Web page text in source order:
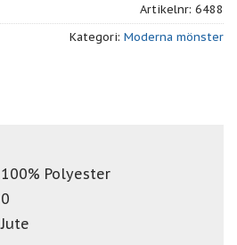
Artikelnr: 6488
Kategori: Moderna mönster
100% Polyester
0
Jute